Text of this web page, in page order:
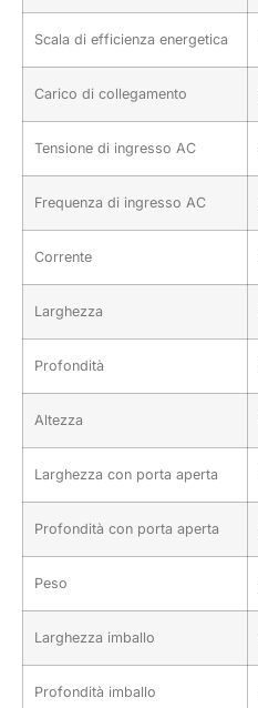
Scala di efficienza energetica
Carico di collegamento
Tensione di ingresso AC
Frequenza di ingresso AC
Corrente
Larghezza
Profondità
Altezza
Larghezza con porta aperta
Profondità con porta aperta
Peso
Larghezza imballo
Profondità imballo